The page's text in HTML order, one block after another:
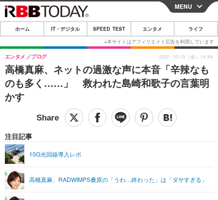
CLOSE
ホーム
IT・デジタル
IT・デジタルTOP スマートフォン
ショッピング その他
SPEED TEST
エンタメ
エンタメTOP 映画・ドラマ
音楽
ペット
リリース一覧
プッシュ通知の停止方法
MENU
ホーム IT・デジタル SPEED TEST エンタメ ライフ
高橋真麻、ネットの過激な声に本音「辛辣なも
のも多く……」 救われた島崎和歌子の言葉明
かす
エンタメ ブログ
注目記事
10G光回線導入レポ
高橋真麻、RADWIMPS桑原の「うわ…終わった」は「ダサすぎる」
2021.10.15（金）14:44